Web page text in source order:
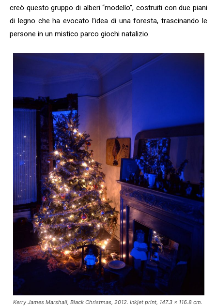
creò questo gruppo di alberi “modello”, costruiti con due piani
di legno che ha evocato l’idea di una foresta, trascinando le
persone in un mistico parco giochi natalizio.
Kerry James Marshall, Black Christmas, 2012. Inkjet print, 147.3 x 116.8 cm.